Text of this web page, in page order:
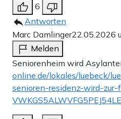
6
Antworten
Marc Damlinger22.05.2026
Melden
Seniorenheim wird
online.de/lokales/luebeck/
senioren-residenz-wird-